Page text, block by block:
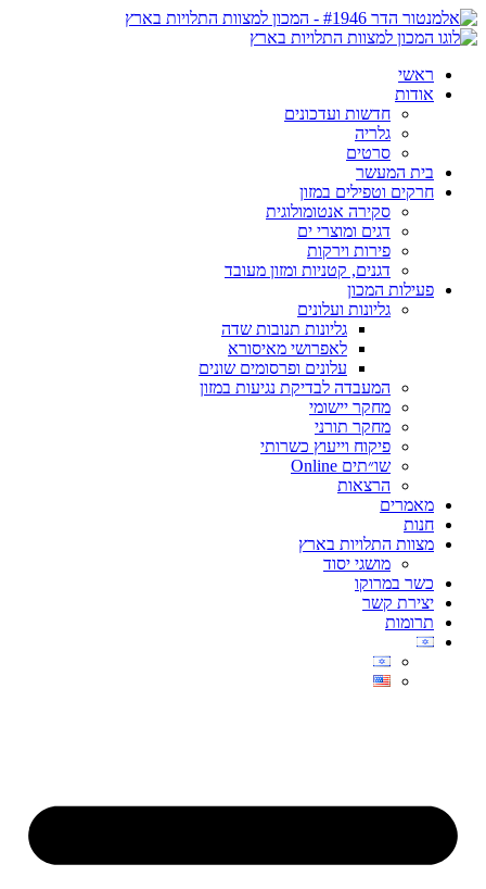
ראשי
אודות
חדשות ועדכונים
גלריה
סרטים
בית המעשר
חרקים וטפילים במזון
סקירה אנטומולוגית
דגים ומוצרי ים
פירות וירקות
דגנים, קטניות ומזון מעובד
פעילות המכון
גליונות ועלונים
גליונות תנובות שדה
לאפרושי מאיסורא
עלונים ופרסומים שונים
המעבדה לבדיקת נגיעות במזון
מחקר יישומי
מחקר תורני
פיקוח וייעוץ כשרותי
שו״תים Online
הרצאות
מאמרים
חנות
מצוות התלויות בארץ
מושגי יסוד
כשר במרוקו
יצירת קשר
תרומות